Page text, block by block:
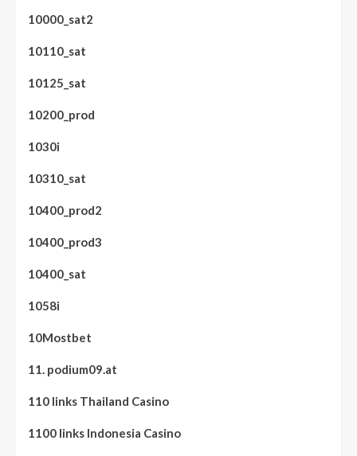
10000_sat2
10110_sat
10125_sat
10200_prod
1030i
10310_sat
10400_prod2
10400_prod3
10400_sat
1058i
10Mostbet
11. podium09.at
110 links Thailand Casino
1100 links Indonesia Casino